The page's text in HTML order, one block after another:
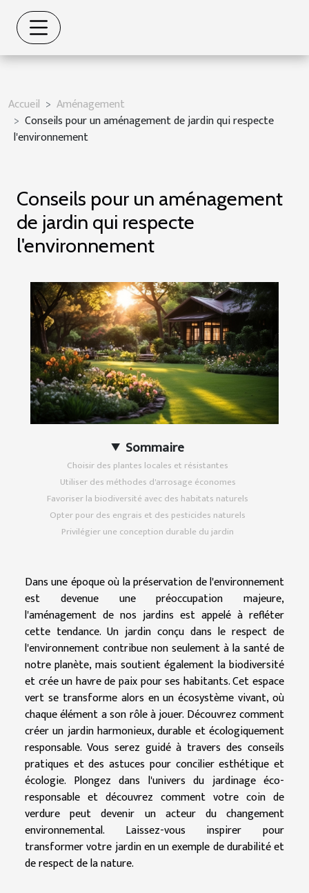
Accueil
Aménagement
Conseils pour un aménagement de jardin qui respecte
l'environnement
Conseils pour un aménagement
de jardin qui respecte
l'environnement
Sommaire
Choisir des plantes locales et résistantes
Utiliser des méthodes d'arrosage économes
Favoriser la biodiversité avec des habitats naturels
Opter pour des engrais et des pesticides naturels
Privilégier une conception durable du jardin
Dans une époque où la préservation de l'environnement
est devenue une préoccupation majeure,
l'aménagement de nos jardins est appelé à refléter
cette tendance. Un jardin conçu dans le respect de
l'environnement contribue non seulement à la santé de
notre planète, mais soutient également la biodiversité
et crée un havre de paix pour ses habitants. Cet espace
vert se transforme alors en un écosystème vivant, où
chaque élément a son rôle à jouer. Découvrez comment
créer un jardin harmonieux, durable et écologiquement
responsable. Vous serez guidé à travers des conseils
pratiques et des astuces pour concilier esthétique et
écologie. Plongez dans l'univers du jardinage éco-
responsable et découvrez comment votre coin de
verdure peut devenir un acteur du changement
environnemental. Laissez-vous inspirer pour
transformer votre jardin en un exemple de durabilité et
de respect de la nature.